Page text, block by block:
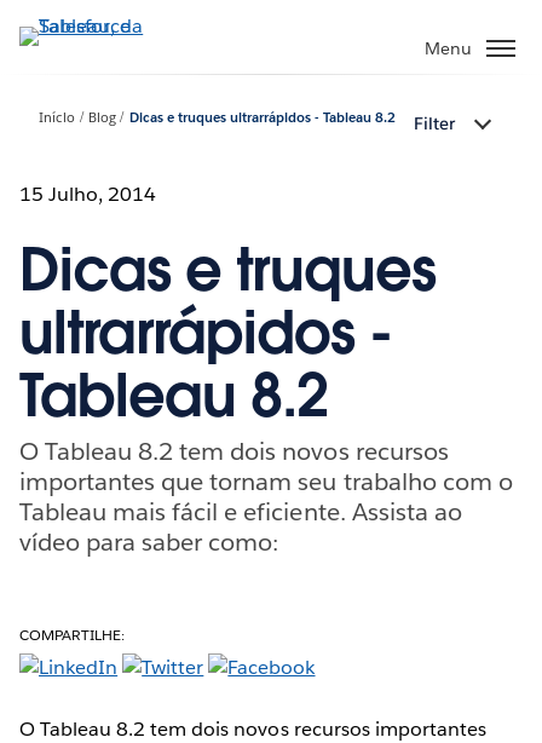
Pular
para
principal
Menu
Início Blog Dicas e truques ultrarrápidos - Tableau 8.2 Filter
15 Julho, 2014
Dicas e truques
ultrarrápidos -
Tableau 8.2
O Tableau 8.2 tem dois novos recursos
importantes que tornam seu trabalho com o
Tableau mais fácil e eficiente. Assista ao
vídeo para saber como:
COMPARTILHE:
O Tableau 8.2 tem dois novos recursos importantes